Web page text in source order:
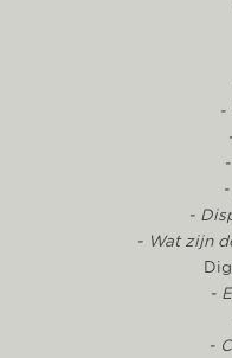
-
-
- Wat zijn
-
-